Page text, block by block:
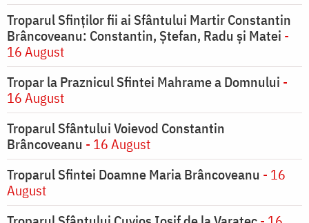
Troparul Sfinților fii ai Sfântului Martir Constantin
Brâncoveanu: Constantin, Ștefan, Radu și Matei -
16 August
Tropar la Praznicul Sfintei Mahrame a Domnului -
16 August
Troparul Sfântului Voievod Constantin
Brâncoveanu - 16 August
Troparul Sfintei Doamne Maria Brâncoveanu - 16
August